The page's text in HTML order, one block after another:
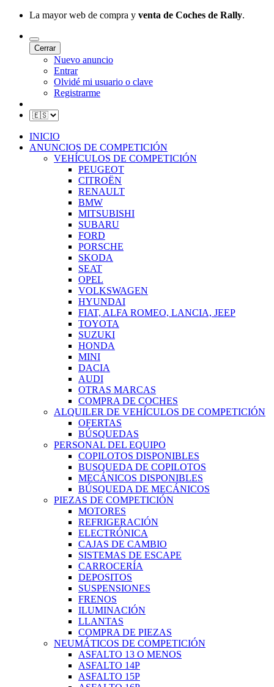
La mayor web de compra y venta de Coches de Rally.
Cerrar
Nuevo anuncio
Entrar
Olvidé mi usuario o clave
Registrarme
INICIO
ANUNCIOS DE COMPETICIÓN
VEHÍCULOS DE COMPETICIÓN
PEUGEOT
CITROËN
RENAULT
BMW
MITSUBISHI
SUBARU
FORD
PORSCHE
SKODA
SEAT
OPEL
VOLKSWAGEN
HYUNDAI
FIAT, ALFA ROMEO, LANCIA, JEEP
TOYOTA
SUZUKI
HONDA
MINI
DACIA
AUDI
OTRAS MARCAS
COMPRA DE COCHES
ALQUILER DE VEHÍCULOS DE COMPETICIÓN
OFERTAS
BÚSQUEDAS
PERSONAL DEL EQUIPO
COPILOTOS DISPONIBLES
BUSQUEDA DE COPILOTOS
MECÁNICOS DISPONIBLES
BÚSQUEDA DE MECÁNICOS
PIEZAS DE COMPETICIÓN
MOTORES
REFRIGERACIÓN
ELECTRÓNICA
CAJAS DE CAMBIO
SISTEMAS DE ESCAPE
CARROCERÍA
DEPOSITOS
SUSPENSIONES
FRENOS
ILUMINACIÓN
LLANTAS
COMPRA DE PIEZAS
NEUMÁTICOS DE COMPETICIÓN
ASFALTO 13 O MENOS
ASFALTO 14P
ASFALTO 15P